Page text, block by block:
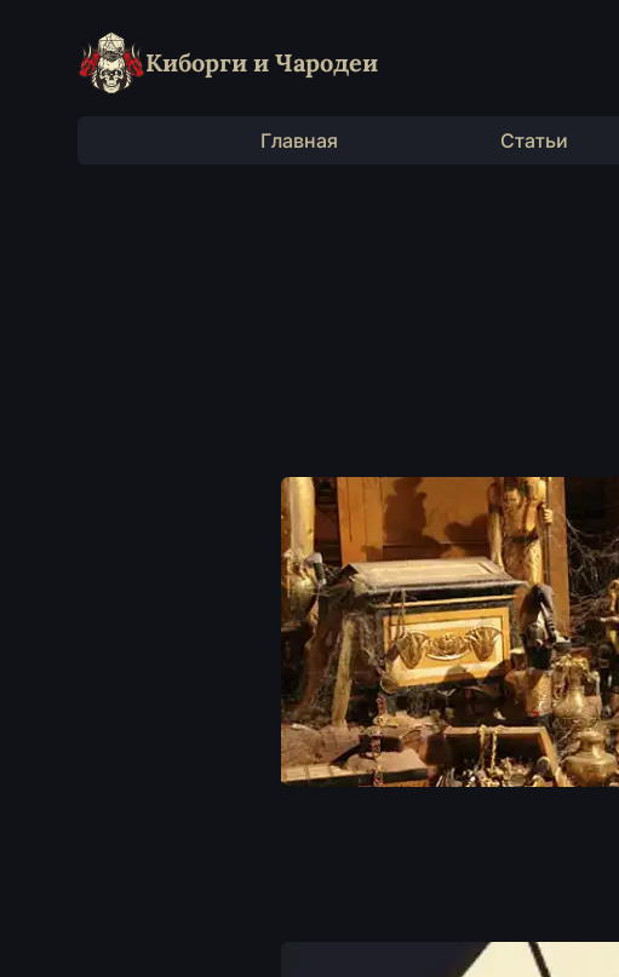
Киборги и Чародеи
Главная Статьи